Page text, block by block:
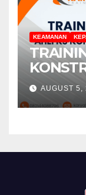
KEAMANAN
AUGUST 5,